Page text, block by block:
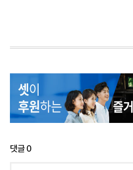
댓글0